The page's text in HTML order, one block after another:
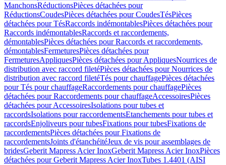
ManchonsRéductionsPièces détachées pour
RéductionsCoudesPièces détachées pour CoudesTésPièces
détachées pour TésRaccords indémontablesPièces détachées pour
Raccords indémontablesRaccords et raccordements,
démontablesPièces détachées pour Raccords et raccordements,
démontablesFermeturesPièces détachées pour
FermeturesAppliquesPièces détachées pour AppliquesNourrices de
distribution avec raccord filetéPièces détachées pour Nourrices de
distribution avec raccord filetéTés pour chauffagePièces détachées
pour Tés pour chauffageRaccordements pour chauffagePièces
détachées pour Raccordements pour chauffageAccessoiresPièces
détachées pour AccessoiresIsolations pour tubes et
raccordsIsolations pour raccordementsEtanchements pour tubes et
raccordsEnjoliveurs pour tubesFixations pour tubesFixations de
raccordementsPièces détachées pour Fixations de
raccordementsJoints d'étanchéitéJeux de vis pour assemblages de
bridesGeberit Mapress Acier InoxGeberit Mapress Acier InoxPièces
détachées pour Geberit Mapress Acier InoxTubes 1.4401 (AISI